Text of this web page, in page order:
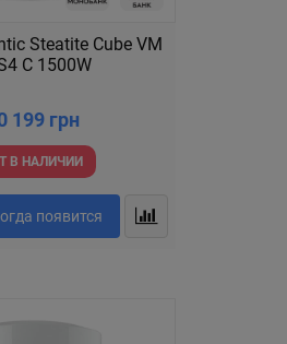
Steatite Cube VM
C 1500W
199 грн
В НАЛИЧИИ
появится